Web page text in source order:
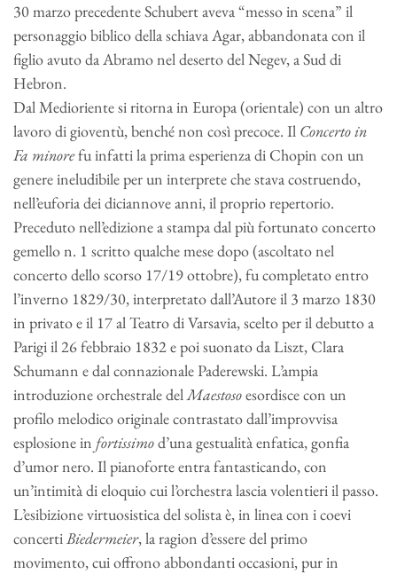
30 marzo precedente Schubert aveva “messo in scena” il
personaggio biblico della schiava Agar, abbandonata con il
figlio avuto da Abramo nel deserto del Negev, a Sud di
Hebron.
Dal Medioriente si ritorna in Europa (orientale) con un altro
lavoro di gioventù, benché non così precoce. Il Concerto in
Fa minorefu infatti la prima esperienza di Chopin con un
genere ineludibile per un interprete che stava costruendo,
nell’euforia dei diciannove anni, il proprio repertorio.
Preceduto nell’edizione a stampa dal più fortunato concerto
gemello n. 1 scritto qualche mese dopo (ascoltato nel
concerto dello scorso 17/19 ottobre), fu completato entro
l’inverno 1829/30, interpretato dall’Autore il 3 marzo 1830
in privato e il 17 al Teatro di Varsavia, scelto per il debutto a
Parigi il 26 febbraio 1832 e poi suonato da Liszt, Clara
Schumann e dal connazionale Paderewski. L’ampia
introduzione orchestrale delMaestosoesordisce con un
profilo melodico originale contrastato dall’improvvisa
esplosione in fortissimod’una gestualità enfatica, gonfia
d’umor nero. Il pianoforte entra fantasticando, con
un’intimità di eloquio cui l’orchestra lascia volentieri il passo.
L’esibizione virtuosistica del solista è, in linea con i coevi
concertiBiedermeier, la ragion d’essere del primo
movimento, cui offrono abbondanti occasioni, pur in